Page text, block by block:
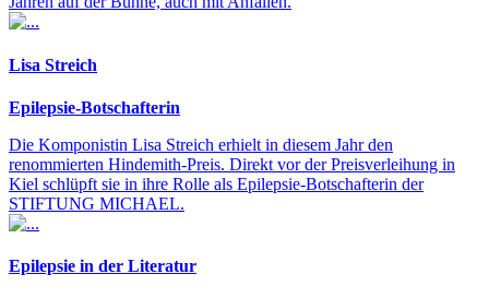
Lisa Streich
Epilepsie-Botschafterin
Die Komponistin Lisa Streich erhielt in diesem Jahr den
renommierten Hindemith-Preis. Direkt vor der Preisverleihung in
Kiel schlüpft sie in ihre Rolle als Epilepsie-Botschafterin der
STIFTUNG MICHAEL.
Epilepsie in der Literatur